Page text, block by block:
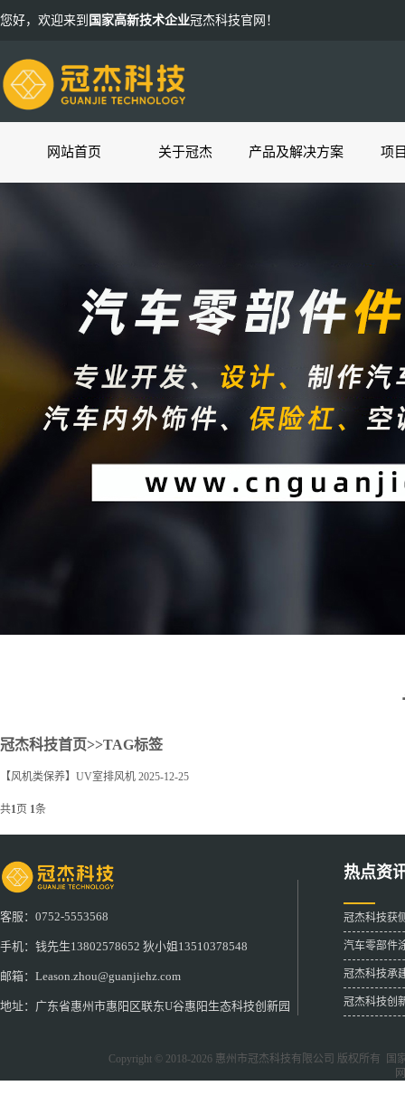
您好，欢迎来到 国家高新技术企业冠杰科技官网！
网站首页 关于冠杰 产品及解决方案 项
冠杰科技首页>>TAG标签
【风机类保养】UV室排风机 2025-12-25
共1页 1条
客服：0752-5553568
手机：钱先生13802578652 狄小姐13510378548
邮箱：Leason.zhou@guanjiehz.com
地址：广东省惠州市惠阳区联东U谷惠阳生态科技创新园
热点资
冠杰科技获
汽车零部件
冠杰科技承
冠杰科技创
Copyright © 2018-2026 惠州市冠杰科技有限公司
版权所有 国